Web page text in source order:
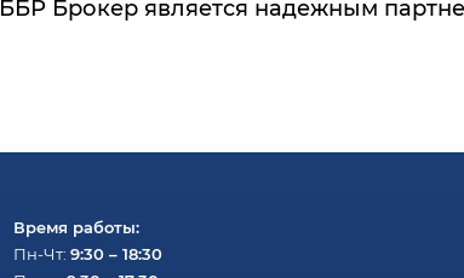
ББР Брокер является надежным
Время работы:
Пн-Чт:9:30 – 18:30